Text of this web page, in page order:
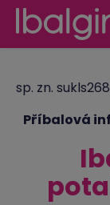
sp. zn.
Příbalová